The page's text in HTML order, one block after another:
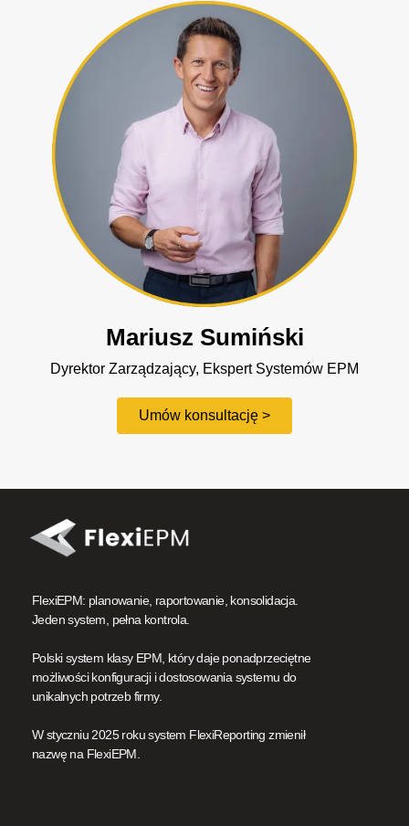
Mariusz Sumiński
Dyrektor Zarządzający, Ekspert Systemów EPM
Umów konsultację >
FlexiEPM: planowanie, raportowanie, konsolidacja.
Jeden system, pełna kontrola.
Polski system klasy EPM, który daje ponadprzeciętne
możliwości konfiguracji i dostosowania systemu do
unikalnych potrzeb firmy.
W styczniu 2025 roku system FlexiReporting zmienił
nazwę na FlexiEPM.